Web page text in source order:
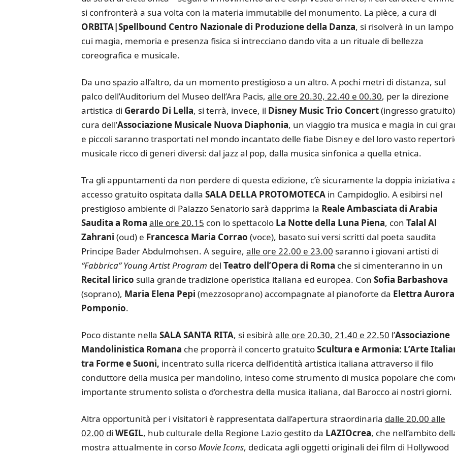
si confronterà a sua volta con la materia immutabile del monumento. La pièce, a cura di
ORBITA|Spellbound Centro Nazionale di Produzione della Danza, si risolverà in un
cui magia, memoria e presenza fisica si intrecciano dando vita a un rituale di bellezza
coreografica e musicale.
Da uno spazio all’altro, da un momento prestigioso a un altro. A pochi metri di distanza, sul
palco dell’Auditorium del Museo dell’Ara Pacis, alle ore 20.30, 22.40 e 00.30, per la direzione
artistica di Gerardo Di Lella, si terrà, invece, il Disney Music Trio Concert(ingresso
cura dell’Associazione Musicale Nuova Diaphonia, un viaggio tra musica e magia in cui
e piccoli saranno trasportati nel mondo incantato delle fiabe Disney e del loro vasto
musicale ricco di generi diversi: dal jazz al pop, dalla musica sinfonica a quella etnica.
Tra gli appuntamenti da non perdere di questa edizione, c’è sicuramente la doppia iniziativa
accesso gratuito ospitata dalla SALA DELLA PROTOMOTECAin Campidoglio. A esibirsi nel
prestigioso ambiente di Palazzo Senatorio sarà dapprima la Reale Ambasciata di Arabia
Saudita a Roma alle ore 20.15 con lo spettacolo La Notte della Luna Piena, con Talal Al
Zahrani (oud) e Francesca Maria Corrao (voce), basato sui versi scritti dal poeta saudita
Principe Bader Abdulmohsen. A seguire, alle ore 22.00 e 23.00 saranno i giovani artisti di
“Fabbrica” Young Artist Program del Teatro dell’Opera di Roma che si cimenteranno in un
Recital lirico sulla grande tradizione operistica italiana ed europea. Con Sofia Barbashova
(soprano), Maria Elena Pepi (mezzosoprano) accompagnate al pianoforte da Elettra Aurora
Pomponio.
Poco distante nella SALA SANTA RITA, si esibirà alle ore 20.30, 21.40 e 22.50 l’Associazione
Mandolinistica Romana che proporrà il concerto gratuitoScultura e Armonia: L’Arte
tra Forme e Suoni, incentrato sulla ricerca dell’identità artistica italiana attraverso il filo
conduttore della musica per mandolino, inteso come strumento di musica popolare che
importante strumento solista o d’orchestra della musica italiana, dal Barocco ai nostri giorni.
Altra opportunità per i visitatori è rappresentata dall’apertura straordinaria dalle 20.00 alle
02.00 di WEGIL, hub culturale della Regione Lazio gestito da LAZIOcrea, che nell’ambito
mostra attualmente in corsoMovie Icons, dedicata agli oggetti originali dei film di Hollywood